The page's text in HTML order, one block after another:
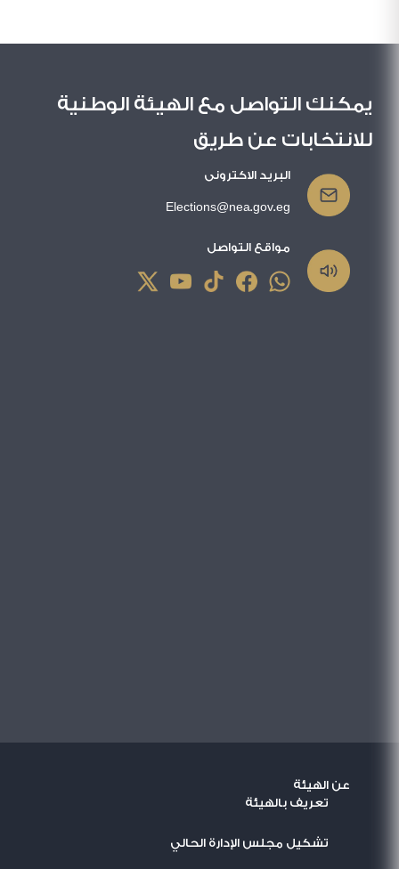
يمكنك التواصل مع الهيئة الوطنية
للانتخابات عن طريق
البريد الاكترونى
Elections@nea.gov.eg
مواقع التواصل
عن الهيئة
تعريف بالهيئة
تشكيل مجلس الإدارة الحالي